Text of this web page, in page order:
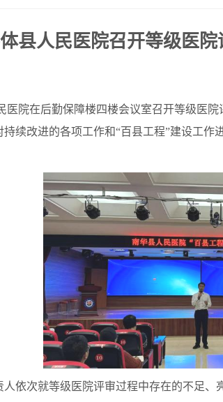
县人民医院召开等级医
医院在后勤保障楼四楼会议室召开等级医
续改进的各项工作和“百县工程”建设工
依次就等级医院评审过程中存在的不足